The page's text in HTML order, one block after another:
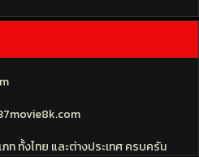
ท ทั้งไทย และต่างประเทศ ครบครัน